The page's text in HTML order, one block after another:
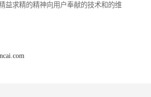
益求精的精神向用户奉献的技术和的维